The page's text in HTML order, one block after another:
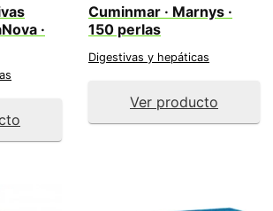
·
Cuminmar · Marnys ·
150 perlas
Digestivas y hepáticas
Ver producto